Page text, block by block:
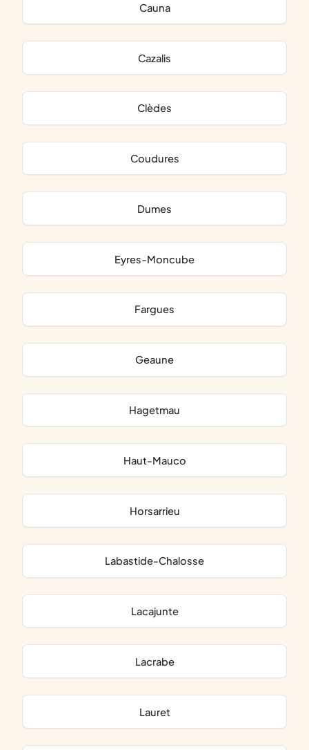
Cauna
Cazalis
Clèdes
Coudures
Dumes
Eyres-Moncube
Fargues
Geaune
Hagetmau
Haut-Mauco
Horsarrieu
Labastide-Chalosse
Lacajunte
Lacrabe
Lauret